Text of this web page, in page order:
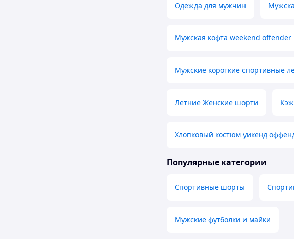
Одежда для мужчин
Мужская кофта weekend offender
Мужские короткие спортивные
Летние Женские шорти
Хлопковый костюм уикенд
Популярные категории
Спортивные шорты
Мужские футболки и майки